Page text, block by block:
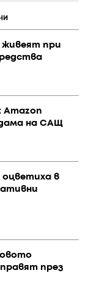
живеят при
Amazon
на САЩ
оцветиха в
през